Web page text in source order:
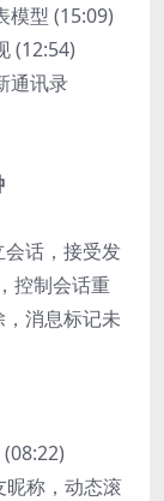
模型 (15:09)
(12:54)
通讯录
话，接受发
控制会话重
消息标记未
称，动态滚